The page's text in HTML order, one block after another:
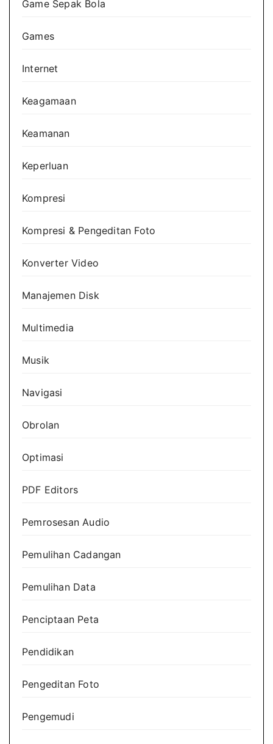
Game Sepak Bola
Games
Internet
Keagamaan
Keamanan
Keperluan
Kompresi
Kompresi & Pengeditan Foto
Konverter Video
Manajemen Disk
Multimedia
Musik
Navigasi
Obrolan
Optimasi
PDF Editors
Pemrosesan Audio
Pemulihan Cadangan
Pemulihan Data
Penciptaan Peta
Pendidikan
Pengeditan Foto
Pengemudi